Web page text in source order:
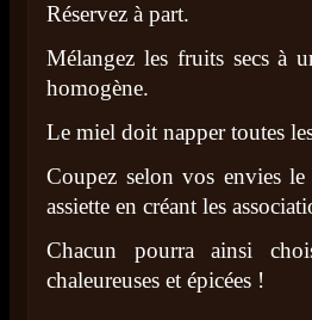
Réservez à part.
Mélangez les fruits secs à
homogène.
Le miel doit napper toutes
Coupez selon vos envies
assiette en créant les
Chacun pourra ainsi
chaleureuses et épicées !